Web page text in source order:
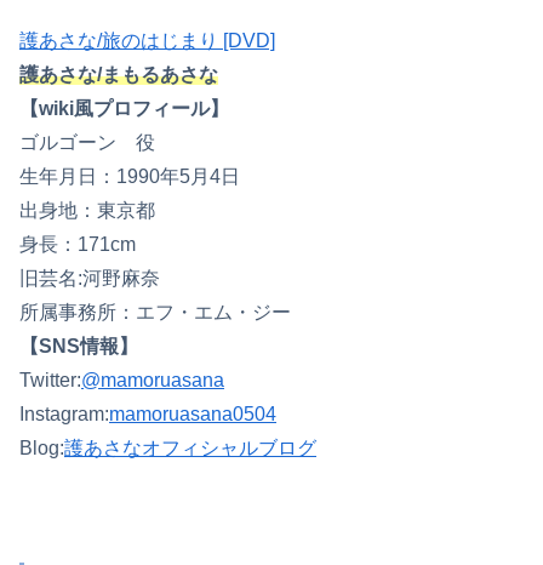
護あさな/旅のはじまり [DVD]
護あさな/まもるあさな
【wiki風プロフィール】
ゴルゴーン 役
生年月日：1990年5月4日
出身地：東京都
身長：171cm
旧芸名:河野麻奈
所属事務所：エフ・エム・ジー
【SNS情報】
Twitter:@mamoruasana
Instagram:mamoruasana0504
Blog:護あさなオフィシャルブログ